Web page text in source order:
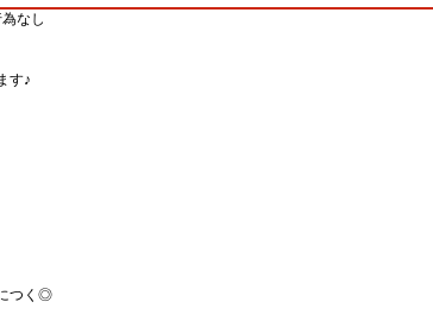
なし
す♪
つく◎